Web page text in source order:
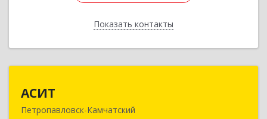
Показать контакты
Назад
АСИТ
Петропавловск-Камчатский
683031, Камчатский край, Петропавловск-